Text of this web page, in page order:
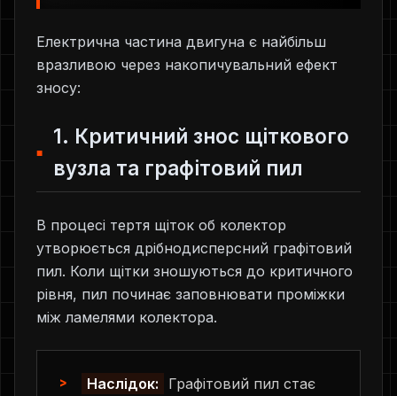
Електрична частина двигуна є найбільш
вразливою через накопичувальний ефект
зносу:
1. Критичний знос щіткового
вузла та графітовий пил
В процесі тертя щіток об колектор
утворюється дрібнодисперсний графітовий
пил. Коли щітки зношуються до критичного
рівня, пил починає заповнювати проміжки
між ламелями колектора.
Наслідок:
Графітовий пил стає